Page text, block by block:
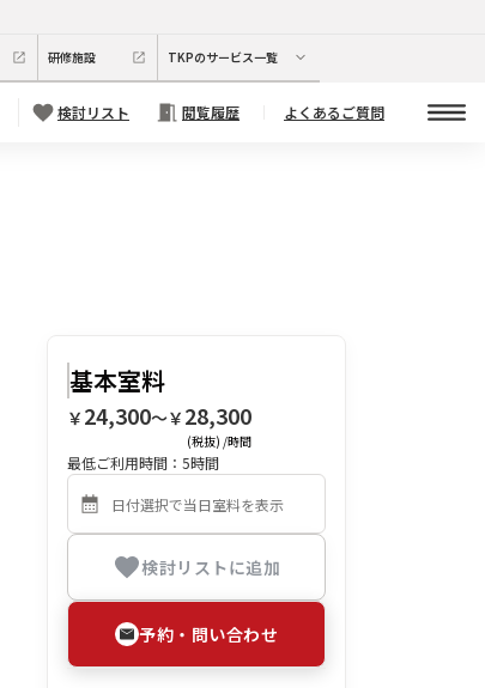
研修施設 TKPのサービス一覧
検討リスト 閲覧履歴 よくあるご質問
基本室料
￥ 24,300〜￥ 28,300
(税抜) /時間
最低ご利用時間： 5時間
検討リストに追加
予約・問い合わせ